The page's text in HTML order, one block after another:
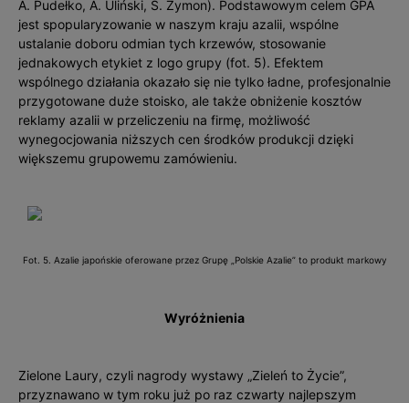
A. Pudełko, A. Uliński, S. Zymon). Podstawowym celem GPA
jest spopularyzowanie w naszym kraju azalii, wspólne
ustalanie doboru odmian tych krzewów, stosowanie
jednakowych etykiet z logo grupy (fot. 5). Efektem
wspólnego działania okazało się nie tylko ładne, profesjonalnie
przygotowane duże stoisko, ale także obniżenie kosztów
reklamy azalii w przeliczeniu na firmę, możliwość
wynegocjowania niższych cen środków produkcji dzięki
większemu grupowemu zamówieniu.
Fot. 5. Azalie japońskie oferowane przez Grupę „Polskie Azalie” to produkt markowy
Wyróżnienia
Zielone Laury, czyli nagrody wystawy „Zieleń to Życie”,
przyznawano w tym roku już po raz czwarty najlepszym